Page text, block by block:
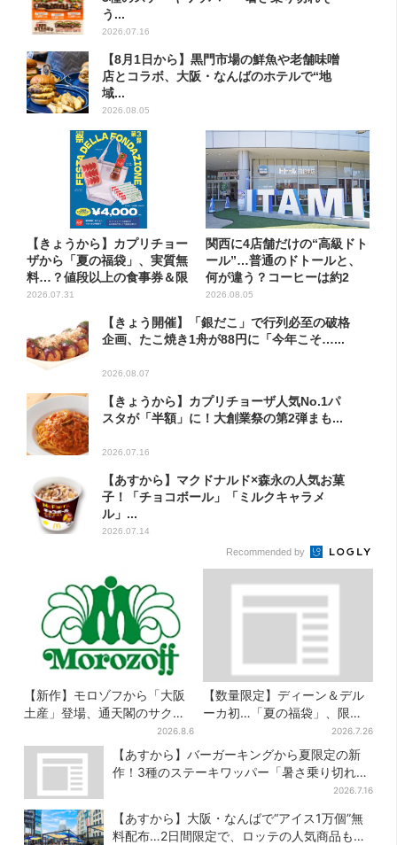
う...
2026.07.16
【8月1日から】黒門市場の鮮魚や老舗味噌
店とコラボ、大阪・なんばのホテルで“地
域...
2026.08.05
【きょうから】カプリチョー
ザから「夏の福袋」、実質無
料…？値段以上の食事券＆限
定...
2026.07.31
関西に4店舗だけの“高級ドト
ール”…普通のドトールと、
何が違う？コーヒーは約2
倍...
2026.08.05
【きょう開催】「銀だこ」で行列必至の破格
企画、たこ焼き1舟が88円に「今年こそ…...
2026.08.07
【きょうから】カプリチョーザ人気No.1パ
スタが「半額」に！大創業祭の第2弾まも...
2026.07.16
【あすから】マクドナルド×森永の人気お菓
子！「チョコボール」「ミルクキャラメ
ル」...
2026.07.14
Recommended by
【新作】モロゾフから「大阪
土産」登場、通天閣のサクサ
クスイーツ 6カ所で順次発売
2026.8.6
【数量限定】ディーン＆デル
ーカ初…「夏の福袋」、限定
トートバッグなど！8種のアイ
テムが勢ぞろい
2026.7.26
【あすから】バーガーキングから夏限定の新
作！3種のステーキワッパー「暑さ乗り切れそ
2026.7.16
【あすから】大阪・なんばで“アイス1万個”無
料配布…2日間限定で、ロッテの人気商品もら